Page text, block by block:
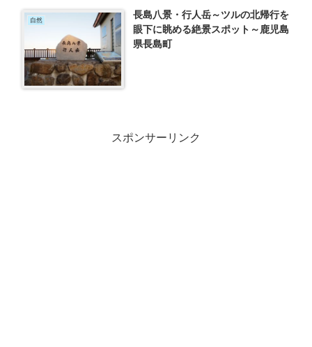
自然
長島八景・行人岳～ツルの北帰行を
眼下に眺める絶景スポット～鹿児島
県長島町
スポンサーリンク